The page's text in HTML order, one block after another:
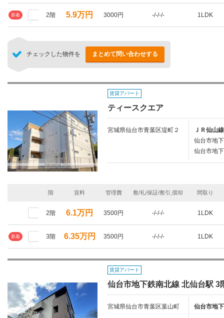
新着 2階 5.9万円 3000円 -/-/-/- 1LDK
チェックした物件を まとめて問い合わせする
賃貸アパート
ティースクエア
宮城県仙台市青葉区堤町２
ＪＲ仙山
仙台市地
仙台市地
階 賃料 管理費 敷/礼/保証/敷引,償却 間取り
2階 6.1万円 3500円 -/-/-/- 1LDK
新着 3階 6.35万円 3500円 -/-/-/- 1LDK
賃貸アパート
仙台市地下鉄南北線 北仙台駅 3
宮城県仙台市青葉区葉山町 仙台市地